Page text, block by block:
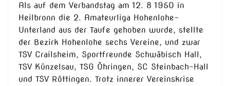
Als auf dem Verbandstag am 12. 8 1950 in
Heilbronn die 2. Amateurliga Hohenlohe-
Unterland aus der Taufe gehoben wurde, stellte
der Bezirk Hohenlohe sechs Vereine, und zwar
TSV Crailsheim, Sportfreunde Schwäbisch Hall,
TSV Künzelsau, TSG Öhringen, SC Steinbach-Hall
und TSV Röttingen. Trotz innerer Vereinskrise